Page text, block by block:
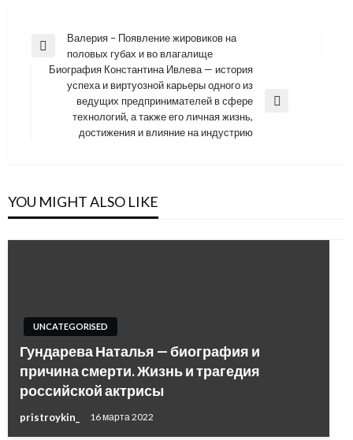
Навигация
записям
Previous
Post
Валерия – Появление жировиков на
половых губах и во влагалище
Биография Константина Ивлева — история
успеха и виртуозной карьеры одного из
ведущих предпринимателей в сфере
технологий, а также его личная жизнь,
достижения и влияние на индустрию
YOU MIGHT ALSO LIKE
UNCATEGORISED
Гундарева Наталья — биография и
причина смерти. Жизнь и трагедия
российской актрисы
pristroykin_ 16 марта 2022